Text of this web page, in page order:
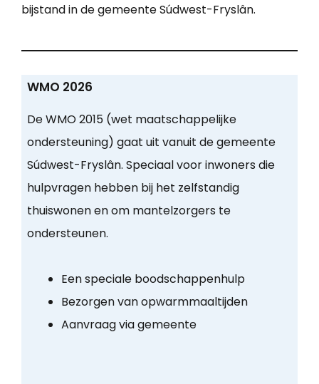
bijstand in de gemeente Súdwest-Fryslân.
WMO 2026
De WMO 2015 (wet maatschappelijke
ondersteuning) gaat uit vanuit de gemeente
Súdwest-Fryslân. Speciaal voor inwoners die
hulpvragen hebben bij het zelfstandig
thuiswonen en om mantelzorgers te
ondersteunen.
Een speciale boodschappenhulp
Bezorgen van opwarmmaaltijden
Aanvraag via gemeente